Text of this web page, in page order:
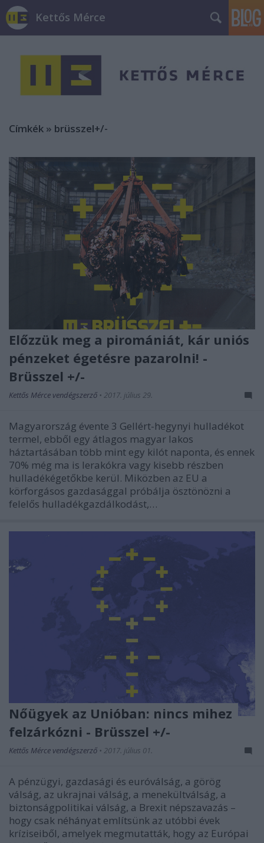
Kettős Mérce
Címkék » brüsszel+/-
Előzzük meg a piromániát, kár uniós
pénzeket égetésre pazarolni! -
Brüsszel +/-
Kettős Mérce vendégszerző • 2017. július 29.
Magyarország évente 3 Gellért-hegynyi hulladékot
termel, ebből egy átlagos magyar lakos
háztartásában több mint egy kilót naponta, és ennek
70% még ma is lerakókra vagy kisebb részben
hulladékégetőkbe kerül. Miközben az EU a
körforgásos gazdasággal próbálja ösztönözni a
felelős hulladékgazdálkodást,…
Nőügyek az Unióban: nincs mihez
felzárkózni - Brüsszel +/-
Kettős Mérce vendégszerző • 2017. július 01.
A pénzügyi, gazdasági és euróválság, a görög
válság, az ukrajnai válság, a menekültválság, a
biztonságpolitikai válság, a Brexit népszavazás –
hogy csak néhányat említsünk az utóbbi évek
kríziseiből, amelyek megmutatták, hogy az Európai